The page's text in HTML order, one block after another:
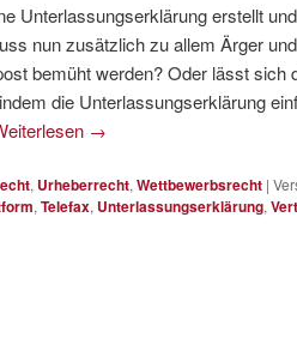
Unterlassungserklärung erstellt
nun zusätzlich zu allem Ärger
bemüht werden? Oder lässt sich
die Unterlassungserklärung
→
, Urheberrecht, Wettbewerbsrecht |
, Telefax, Unterlassungserklärung,